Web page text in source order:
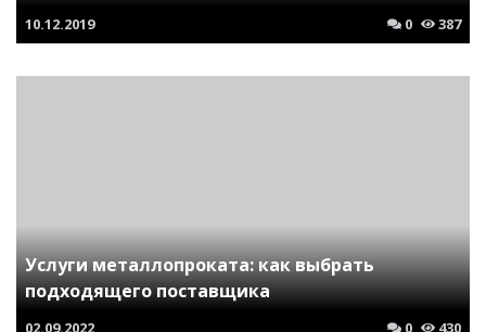
10.12.2019 0 387
Услуги металлопроката: как выбрать
подходящего поставщика
02.09.2022 0 430